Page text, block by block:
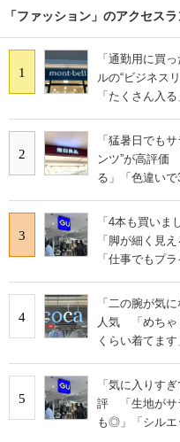
「ファッション」のアクセス
1
「通勤用に買
ルの“ビジネス
「たくさん入
2
「猛暑日でも
ンツ”が高評価
る」「色違いで
3
「4本も買い
「脚が細く見
「仕事でもプ
4
「二の腕が気
人気 「めちゃ
くらい着てます
5
「気に入りす
評 「生地がサ
も◎」「シルエ